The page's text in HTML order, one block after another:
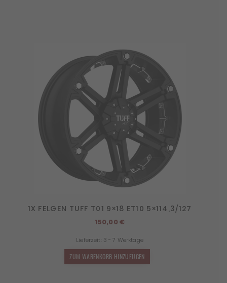
1X FELGEN TUFF T01 9×18 ET10 5×114,3/127
150,00 €
Lieferzeit: 3 - 7 Werktage
ZUM WARENKORB HINZUFÜGEN